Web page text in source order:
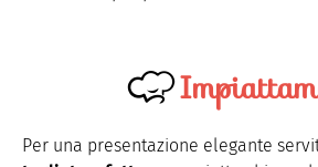
Per una presentazione elegante